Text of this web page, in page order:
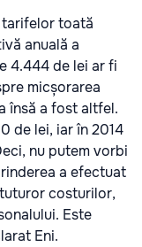
tarifelor toată
anuală a
4.444 de lei ar fi
micșorarea
însă a fost altfel.
de lei, iar în 2014
nu putem vorbi
a efectuat
costurilor,
Este
Eni.